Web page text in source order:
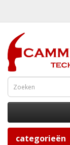
categorieën